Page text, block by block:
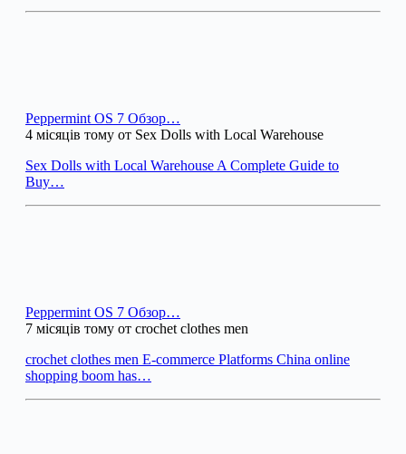
Peppermint OS 7 Обзор…
4 місяців тому от Sex Dolls with Local Warehouse
Sex Dolls with Local Warehouse A Complete Guide to
Buy…
Peppermint OS 7 Обзор…
7 місяців тому от crochet clothes men
crochet clothes men E-commerce Platforms China online
shopping boom has…